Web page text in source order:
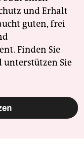
und Erhalt
guten, frei
Finden Sie
unterstützen Sie